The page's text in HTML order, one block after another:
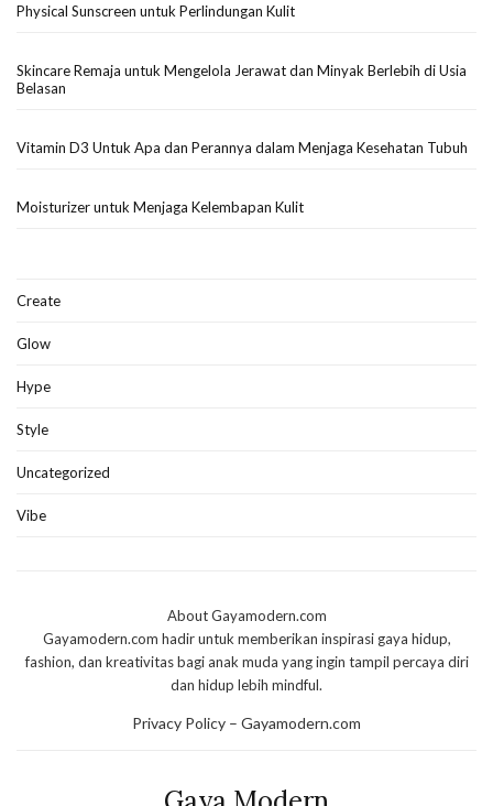
Physical Sunscreen untuk Perlindungan Kulit
Skincare Remaja untuk Mengelola Jerawat dan Minyak Berlebih di Usia
Belasan
Vitamin D3 Untuk Apa dan Perannya dalam Menjaga Kesehatan Tubuh
Moisturizer untuk Menjaga Kelembapan Kulit
Create
Glow
Hype
Style
Uncategorized
Vibe
About Gayamodern.com
Gayamodern.com hadir untuk memberikan inspirasi gaya hidup,
fashion, dan kreativitas bagi anak muda yang ingin tampil percaya diri
dan hidup lebih mindful.
Privacy Policy – Gayamodern.com